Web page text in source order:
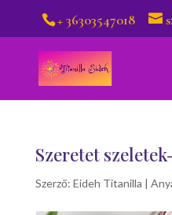
+ 36303547018
Szeretet
Szerző: Eideh Titanilla |